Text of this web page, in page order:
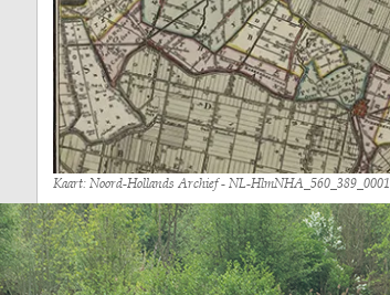
Kaart: Noord-Hollands Archief - NL-HlmNHA_560_389_0001